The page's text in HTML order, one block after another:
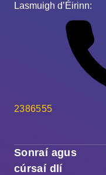
Sonraí agus
cúrsaí dlí
Lasmuigh d’Éirinn:
2386555